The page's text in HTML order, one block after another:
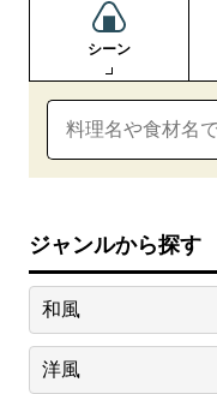
シーン
ジャンルから探す
和風
洋風